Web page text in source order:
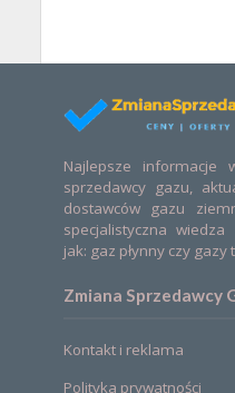
Najlepsze informacje
sprzedawcy gazu,
dostawców gazu
specjalistyczna
jak: gaz płynny czy gazy
Zmiana Sprzedawcy
Kontakt i reklama
Polityka prywatności